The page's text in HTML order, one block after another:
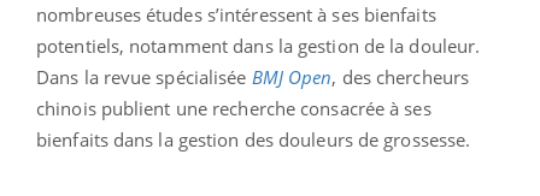
nombreuses études s’intéressent à ses bienfaits
potentiels, notamment dans la gestion de la douleur.
Dans la revue spécialisée BMJ Open, des chercheurs
chinois publient une recherche consacrée à ses
bienfaits dans la gestion des douleurs de grossesse.